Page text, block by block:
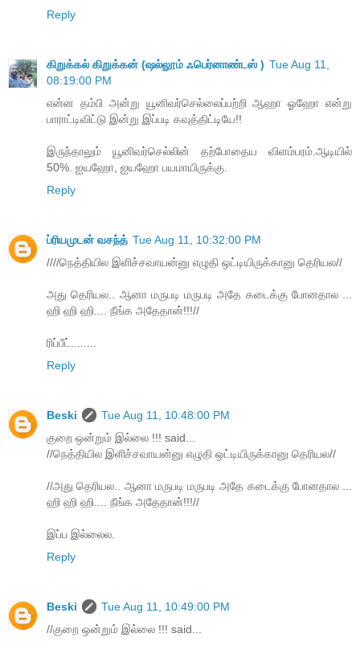
Reply
கிறுக்கல் கிறுக்கன் (ஷல்லூம் ஃபெர்னாண்டஸ் ) Tue Aug 11,
08:19:00 PM
என்ன தம்பி அன்று யூனிவர்செல்லைப்பற்றி ஆஹா ஓஹோ என்று
பாராட்டிவிட்டு இன்று இப்படி கவுத்திட்டியே!!
இருந்தாலும் யூனிவர்செல்லின் தற்போதைய விளம்பரம்.ஆடியில்
50%. ஐயஹோ, ஐயஹோ பயமாயிருக்கு.
Reply
ப்ரியமுடன் வசந்த் Tue Aug 11, 10:32:00 PM
////நெத்தியில இளிச்சவாயன்னு எழுதி ஒட்டியிருக்கானு தெரியல//
அது தெரியல.. ஆனா மருபடி மருபடி அதே கடைக்கு போனதால ...
ஹி ஹி ஹி.... நீங்க அதேதான்!!!//
ரிப்பீட்........
Reply
Beski
Tue Aug 11, 10:48:00 PM
குறை ஒன்றும் இல்லை !!! said...
//நெத்தியில இளிச்சவாயன்னு எழுதி ஒட்டியிருக்கானு தெரியல//
//அது தெரியல.. ஆனா மருபடி மருபடி அதே கடைக்கு போனதால ...
ஹி ஹி ஹி.... நீங்க அதேதான்!!!//
இப்ப இல்லைல.
Reply
Beski
Tue Aug 11, 10:49:00 PM
//குறை ஒன்றும் இல்லை !!! said...